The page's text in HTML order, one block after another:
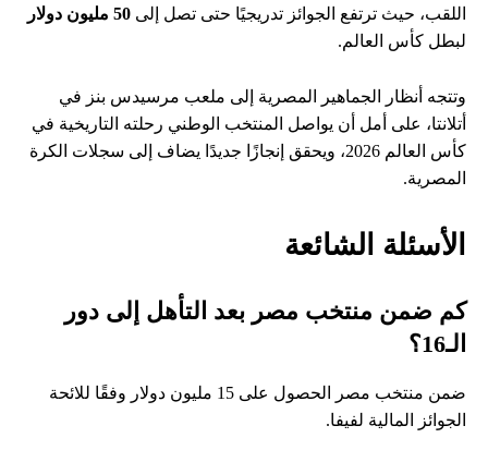
اللقب، حيث ترتفع الجوائز تدريجيًا حتى تصل إلى 50 مليون دولار
لبطل كأس العالم.
وتتجه أنظار الجماهير المصرية إلى ملعب مرسيدس بنز في
أتلانتا، على أمل أن يواصل المنتخب الوطني رحلته التاريخية في
كأس العالم 2026، ويحقق إنجازًا جديدًا يضاف إلى سجلات الكرة
المصرية.
الأسئلة الشائعة
كم ضمن منتخب مصر بعد التأهل إلى دور
الـ16؟
ضمن منتخب مصر الحصول على 15 مليون دولار وفقًا للائحة
الجوائز المالية لفيفا.